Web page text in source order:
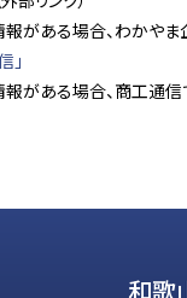
がある場合、わかや
」
がある場合、商工通信
和歌